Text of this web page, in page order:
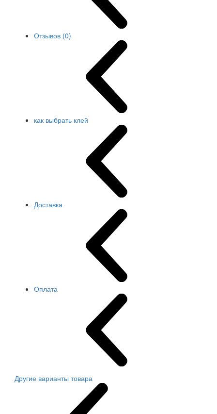
Отзывов (0)
как выбрать клей
Доставка
Оплата
Другие варианты товара